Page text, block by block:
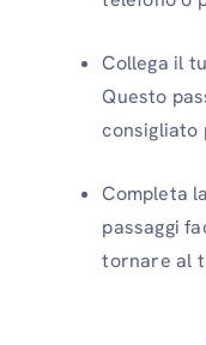
Collega il
Questo
consigliato
Completa
passaggi
tornare al